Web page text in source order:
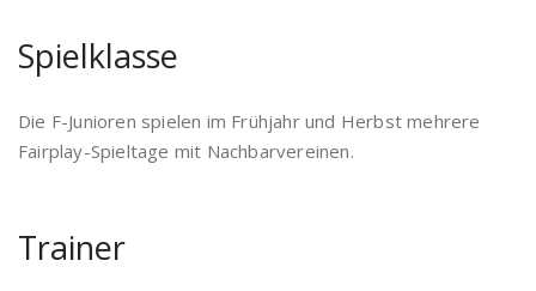
Spielklasse
Die F-Junioren spielen im Frühjahr und Herbst mehrere
Fairplay-Spieltage mit Nachbarvereinen.
Trainer